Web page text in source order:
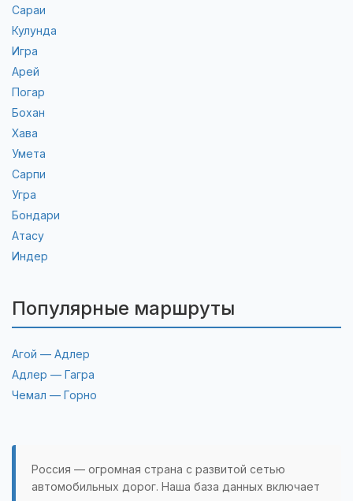
Сараи
Кулунда
Игра
Арей
Погар
Бохан
Хава
Умета
Сарпи
Угра
Бондари
Атасу
Индер
Популярные маршруты
Агой — Адлер
Адлер — Гагра
Чемал — Горно
Россия — огромная страна с развитой сетью
автомобильных дорог. Наша база данных включает